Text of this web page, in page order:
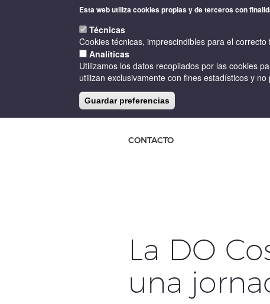
Esta web utiliza cookies propias y de terceros con
Técnicas
Cookies técnicas, imprescindibles para el
Analíticas
Utilizamos los datos recopilados por las cookies
utilizan exclusivamente con fines estadísticos y
Guardar preferencias
INICIO LA D.O.
CONTACTO
La DO
una